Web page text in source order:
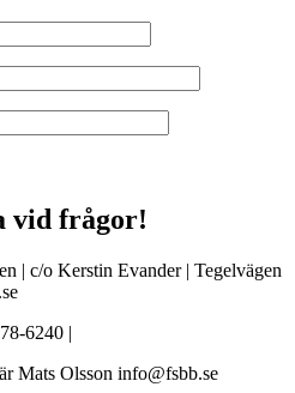
vid frågor!
| c/o Kerstin Evander | Tegelvägen
6240 |
Mats Olsson info@fsbb.se